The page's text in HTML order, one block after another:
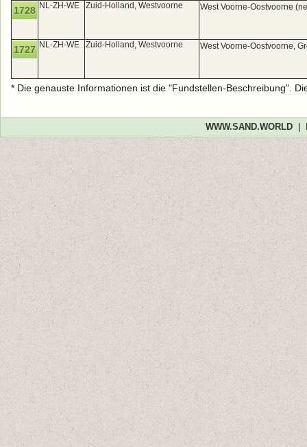
1728 NL-ZH-WE Zuid-Holland, Westvoorne West Voorne-Oostvoorne
1727 NL-ZH-WE Zuid-Holland, Westvoorne West Voorne-Oostvoorne,
* Die genauste Informationen ist die "Fundstellen-Beschreibung".
WWW.SAND.WORLD|